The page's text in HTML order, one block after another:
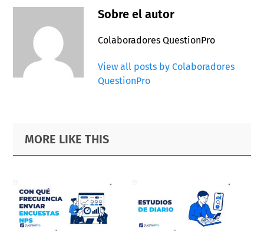
Sobre el autor
Colaboradores QuestionPro
View all posts by Colaboradores
QuestionPro
Primary
Sidebar
Footer
MORE LIKE THIS